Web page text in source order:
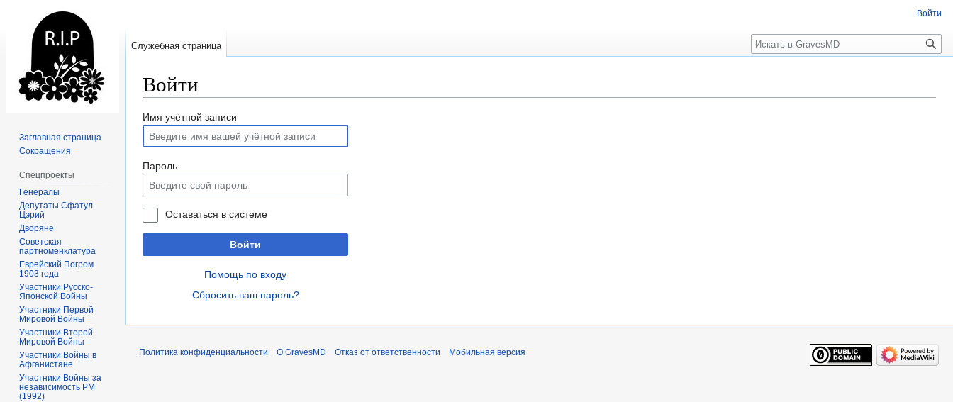
Войти
Перейти
навигации
Перейти
поиску
Имя учётной записи
Пароль
Оставаться в системе
Войти
Помощь по входу
Сбросить ваш пароль?
Войти
Служебная страница
Заглавная страница
Сокращения
Спецпроекты
Генералы
Депутаты Сфатул
Цэрий
Дворяне
Советская
партноменклатура
Еврейский Погром
1903 года
Участники Русско-
Японской Войны
Участники Первой
Мировой Войны
Участники Второй
Мировой Войны
Участники Войны в
Афганистане
Участники Войны за
независимость РМ
(1992)
Политика конфиденциальности О GravesMD Отказ от ответственности Мобильная версия